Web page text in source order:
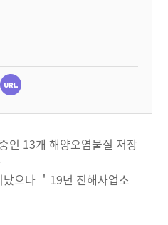
인 13개 해양오염물질 저장
으나 ＇19년 진해사업소